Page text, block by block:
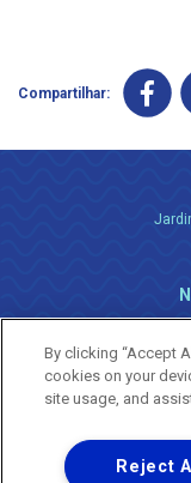
Compartilhar:
By clicking “Accept
cookies on your
site usage, and
Reject